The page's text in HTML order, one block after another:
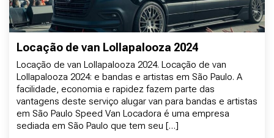
Locação de van Lollapalooza 2024
Locação de van Lollapalooza 2024. Locação de van
Lollapalooza 2024: e bandas e artistas em São Paulo. A
facilidade, economia e rapidez fazem parte das
vantagens deste serviço alugar van para bandas e artistas
em São Paulo Speed Van Locadora é uma empresa
sediada em São Paulo que tem seu […]